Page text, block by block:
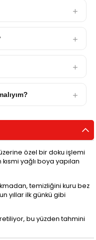
özel bir doku işlemi
yağlı boya yapılan
temizliğini kuru bez
yıllar ilk günkü gibi
bu yüzden tahmini